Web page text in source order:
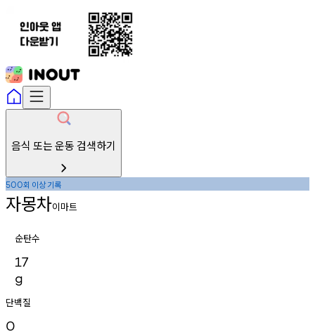
음식 또는 운동 검색하기
500회 이상기록
자몽차이마트
순탄수
17
g
단백질
0